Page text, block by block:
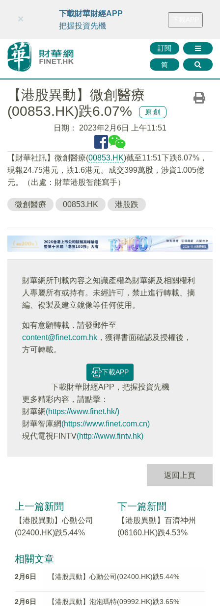
財華智庫網 FINTV FINMETA 財華證券 媒體矩陣
訂閱
简
×
下載財華財經APP
把握投資先機
【港股異動】微創醫療
(00853.HK)跌6.07%
原創
日期： 2023年2月6日 上午11:51
【財華社訊】微創醫療(00853.HK)截至11:51下跌6.07%，
現報24.75港元，跌1.6港元。成交399萬股，涉資1.005億
元。（出處：財華港股智能寫手）
微創醫療 00853.HK 港股跌
財華網所刊載內容之知識產權為財華網及相關權利
人專屬所有或持有。未經許可，禁止進行轉載、摘
編、複製及建立鏡像等任何使用。
如有意願轉載，請發郵件至
content@finet.com.hk ，獲得書面確認及授權後，
方可轉載。
下載APP
下載財華財經APP，把握投資先機
更多精彩内容，請點擊：
財華網(https://www.finet.hk/)
財華智庫網(https://www.finet.com.cn)
現代電視FINTV(http://www.fintv.hk)
返回上頁
上一篇新聞
【港股異動】心動公司
(02400.HK)跌5.44%
下一篇新聞
【港股異動】百濟神州
(06160.HK)跌4.53%
相關文章
2月6日 【港股異動】心動公司(02400.HK)跌5.44%
2月6日 【港股異動】泡泡瑪特(09992.HK)跌3.65%